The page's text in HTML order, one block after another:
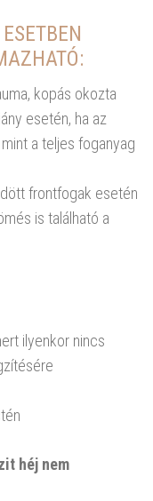
kopás okozta
esetén, ha az
a teljes foganyag
frontfogak esetén
is található a
ilyenkor nincs
héj nem